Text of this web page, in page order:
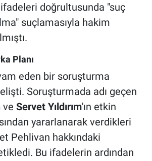
doğrultusunda "suç
suçlamasıyla hakim
Planı
eden bir soruşturma
Soruşturmada adı geçen
ve Servet Yıldırım'ın etkin
yararlanarak verdikleri
Pehlivan hakkındaki
Bu ifadelerin ardından